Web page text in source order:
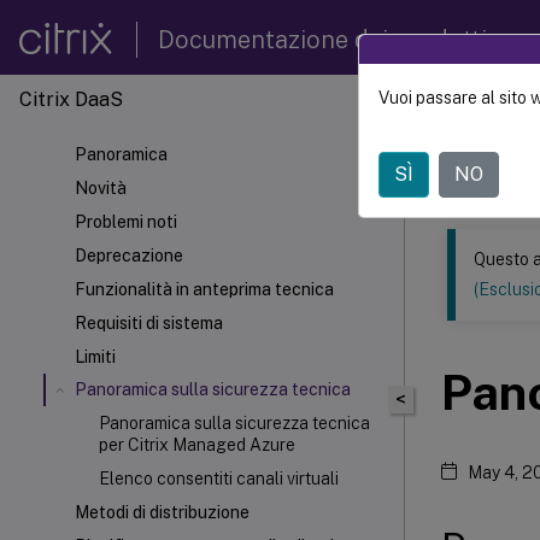
Documentazione dei prodotti
Citrix DaaS
Panoramica
Novità
Problemi noti
Deprecazione
Funzionalità in anteprima tecnica
Requisiti di sistema
Limiti
Panoramica sulla sicurezza tecnica
Panoramica sulla sicurezza tecnica
per Citrix Managed Azure
Elenco consentiti canali virtuali
Metodi di distribuzione
Questo
<
Questo
May 4,
Vuoi passare al sito
SÌ NO